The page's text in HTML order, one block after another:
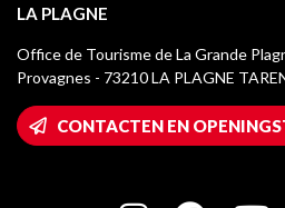
Verblijfstaks
Mediatheek
La Plagne logo's
Wifi toegang
Huis van de eigenaar
Montchavin - Les Coches
Champagny-en-Vanoise
Plagne 1800
LA PLAGNE
Office de Tourisme de La Grande
Provagnes - 73210 LA PLAGNE
CONTACTEN EN